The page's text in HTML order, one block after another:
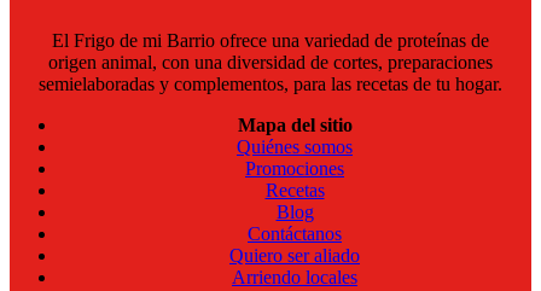
El Frigo de mi Barrio ofrece una variedad de proteínas de
origen animal, con una diversidad de cortes, preparaciones
semielaboradas y complementos, para las recetas de tu hogar.
Mapa del sitio
Quiénes somos
Promociones
Recetas
Blog
Contáctanos
Quiero ser aliado
Arriendo locales